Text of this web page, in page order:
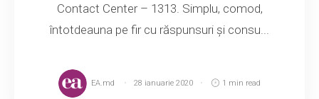
Contact Center – 1313. Simplu, comod,
întotdeauna pe fir cu răspunsuri și consu...
EA.md 28 ianuarie 2020 1 min read